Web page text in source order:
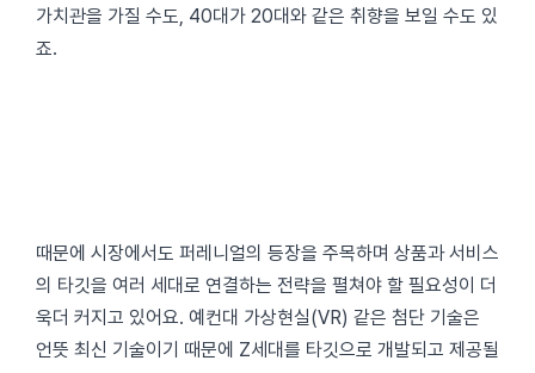
가치관을 가질 수도, 40대가 20대와 같은 취향을 보일 수도 있
죠.
때문에 시장에서도 퍼레니얼의 등장을 주목하며 상품과 서비스
의 타깃을 여러 세대로 연결하는 전략을 펼쳐야 할 필요성이 더
욱더 커지고 있어요. 예컨대 가상현실(VR) 같은 첨단 기술은
언뜻 최신 기술이기 때문에 Z세대를 타깃으로 개발되고 제공될